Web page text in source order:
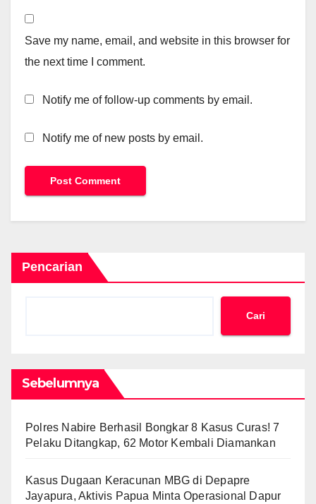
Save my name, email, and website in this browser for
the next time I comment.
Notify me of follow-up comments by email.
Notify me of new posts by email.
Pencarian
Cari
Sebelumnya
Polres Nabire Berhasil Bongkar 8 Kasus Curas! 7
Pelaku Ditangkap, 62 Motor Kembali Diamankan
Kasus Dugaan Keracunan MBG di Depapre
Jayapura, Aktivis Papua Minta Operasional Dapur